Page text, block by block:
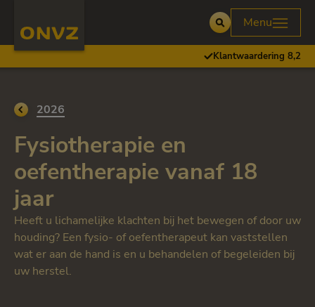
Open
Menu
Klantwaardering 8,2
Ga terug naar
2026
Fysiotherapie en
oefentherapie vanaf 18
jaar
Heeft u lichamelijke klachten bij het bewegen of door uw
houding? Een fysio- of oefentherapeut kan vaststellen
wat er aan de hand is en u behandelen of begeleiden bij
uw herstel.